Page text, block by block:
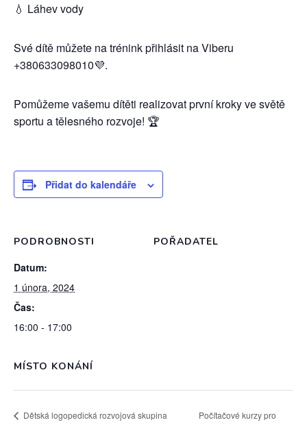
💧 Láhev vody
Své dítě můžete na trénink přihlásit na Viberu
+380633098010💜.
Pomůžeme vašemu dítěti realizovat první kroky ve světě
sportu a tělesného rozvoje! 🏆
Přidat do kalendáře
PODROBNOSTI
Datum:
1 února, 2024
Čas:
16:00 - 17:00
POŘADATEL
MÍSTO KONÁNÍ
Dětská logopedická rozvojová skupina Počítačové kurzy pro